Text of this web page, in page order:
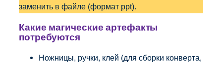
заменить в файле (формат ppt).
Какие магические артефакты
потребуются
Ножницы, ручки, клей (для сборки конверта,